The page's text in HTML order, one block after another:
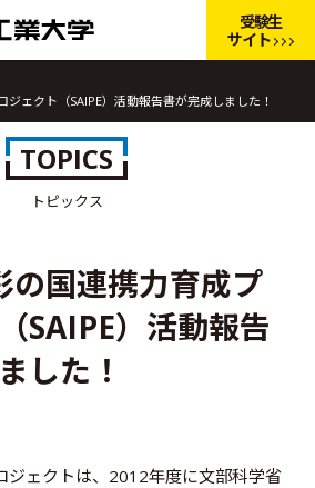
受験生
サイト
ェクト（SAIPE）活動報告書が完成しました！
TOPICS
トピックス
の国連携力育成プ
SAIPE）活動報告
した！
ジェクトは、2012年度に文部科学省